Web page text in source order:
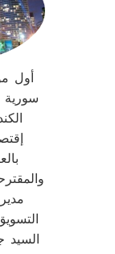
أول
سورية
السيد